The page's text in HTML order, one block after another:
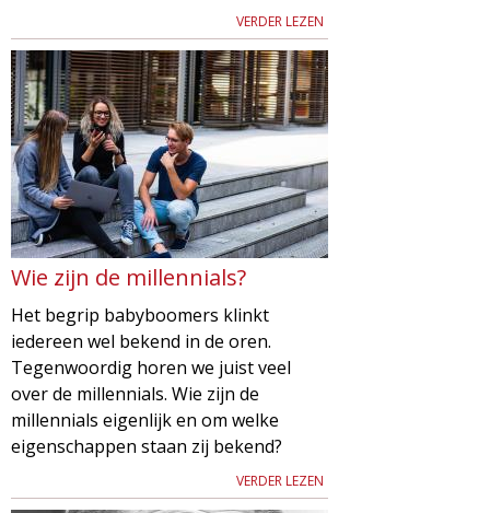
VERDER LEZEN
Wie zijn de millennials?
Het begrip babyboomers klinkt
iedereen wel bekend in de oren.
Tegenwoordig horen we juist veel
over de millennials. Wie zijn de
millennials eigenlijk en om welke
eigenschappen staan zij bekend?
VERDER LEZEN